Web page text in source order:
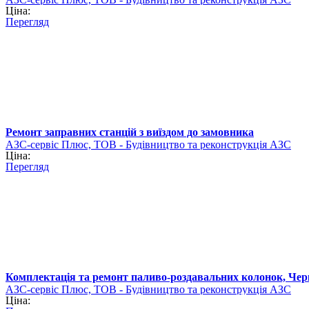
Ціна:
Перегляд
Ремонт заправних станцій з виїздом до замовника
АЗС-сервіс Плюс, ТОВ - Будівництво та реконструкція АЗС
Ціна:
Перегляд
Комплектація та ремонт паливо-роздавальних колонок,
АЗС-сервіс Плюс, ТОВ - Будівництво та реконструкція АЗС
Ціна: